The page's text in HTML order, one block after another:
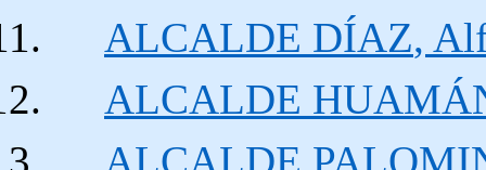
ALCALDE DÍAZ,
ALCALDE